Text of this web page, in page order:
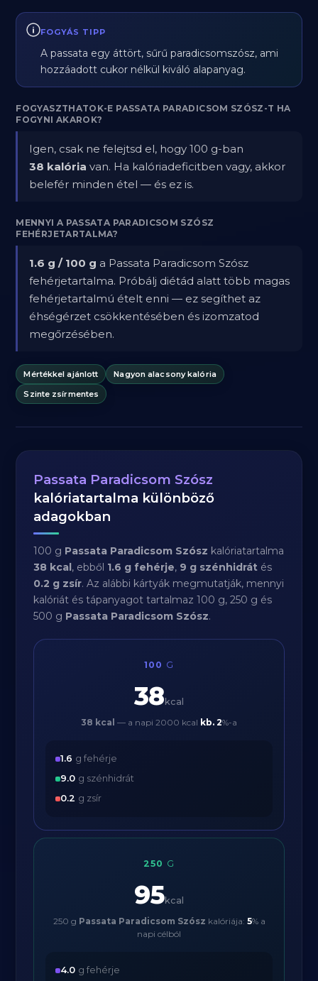
FOGYÁS TIPP
A passata egy áttört, sűrű paradicsomszósz, ami
hozzáadott cukor nélkül kiváló alapanyag.
FOGYASZTHATOK-E PASSATA PARADICSOM SZÓSZ-T HA
FOGYNI AKAROK?
Igen, csak ne felejtsd el, hogy 100 g-ban
38 kalória van. Ha kalóriadeficitben vagy, akkor
belefér minden étel — és ez is.
MENNYI A PASSATA PARADICSOM SZÓSZ
FEHÉRJETARTALMA?
1.6 g / 100 g a Passata Paradicsom Szósz
fehérjetartalma. Próbálj diétád alatt több magas
fehérjetartalmú ételt enni — ez segíthet az
éhségérzet csökkentésében és izomzatod
megőrzésében.
Mértékkel ajánlott
Nagyon alacsony kalória
Szinte zsírmentes
Passata Paradicsom Szósz
kalóriatartalma különböző
adagokban
100 g Passata Paradicsom Szósz kalóriatartalma
38 kcal, ebből 1.6 g fehérje, 9 g szénhidrát és
0.2 g zsír. Az alábbi kártyák megmutatják, mennyi
kalóriát és tápanyagot tartalmaz 100 g, 250 g és
500 g Passata Paradicsom Szósz.
100 G
38 kcal
38 kcal — a napi 2000 kcal kb. 2%-a
1.6 g fehérje
9.0 g szénhidrát
0.2 g zsír
250 G
95kcal
250 g Passata Paradicsom Szósz kalóriája: 5% a
napi célból
4.0 g fehérje